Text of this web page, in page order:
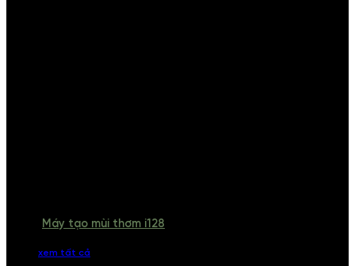
Máy tạo mùi thơm i128
xem tất cả